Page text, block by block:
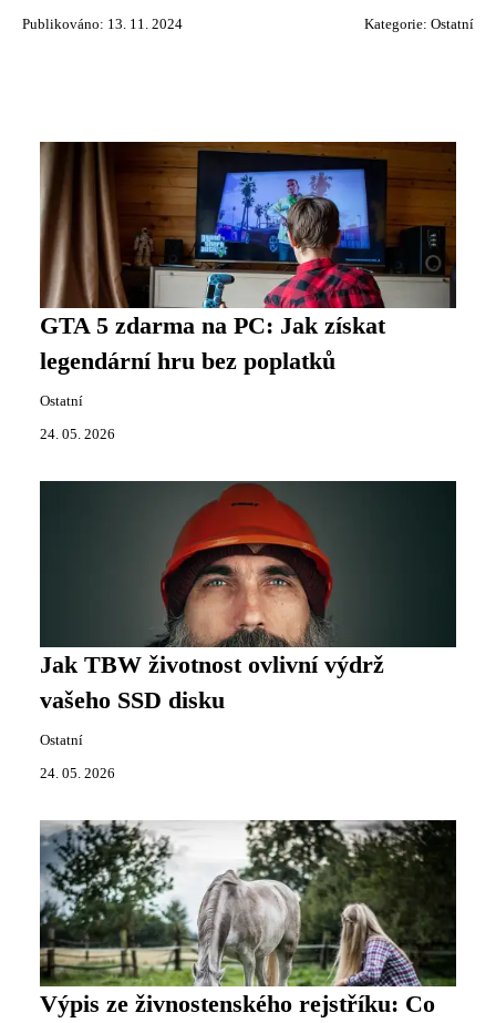
Publikováno: 13. 11. 2024 Kategorie: Ostatní
GTA 5 zdarma na PC: Jak získat
legendární hru bez poplatků
Ostatní
24. 05. 2026
Jak TBW životnost ovlivní výdrž
vašeho SSD disku
Ostatní
24. 05. 2026
Výpis ze živnostenského rejstříku: Co